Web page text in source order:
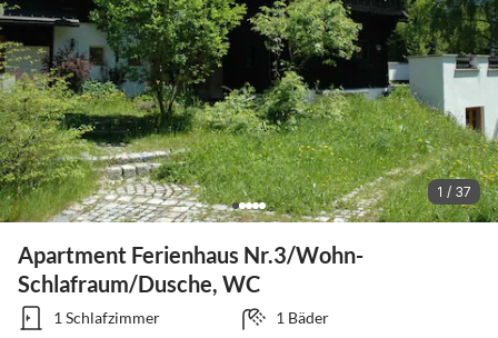
1 / 37
Apartment Ferienhaus Nr.3/Wohn-
Schlafraum/Dusche, WC
1 Schlafzimmer
1 Bäder